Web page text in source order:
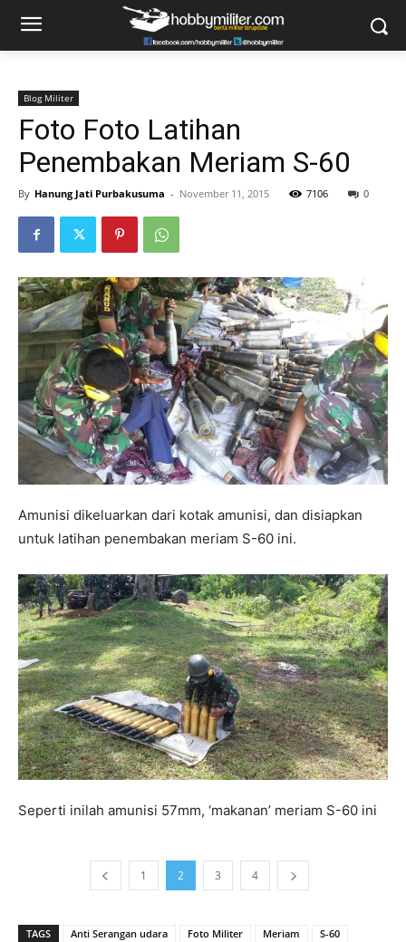
Blog Militer
Foto Foto Latihan
Penembakan Meriam S-60
By Hanung Jati Purbakusuma - November 11, 2015 7106 0
Amunisi dikeluarkan dari kotak amunisi, dan disiapkan
untuk latihan penembakan meriam S-60 ini.
Seperti inilah amunisi 57mm, ‘makanan’ meriam S-60 ini
1 2 3 4
TAGS Anti Serangan udara Foto Militer Meriam
S-60